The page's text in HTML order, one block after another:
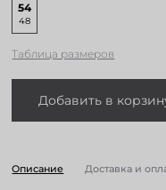
54
48
Таблица размеров
Добавить в
Описание Доставка и